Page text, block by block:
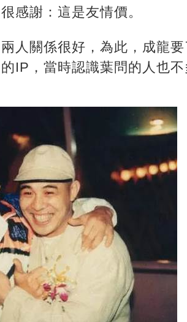
感謝：這是友情價。
人關係很好，為此，成龍
IP，當時認識葉問的人也不